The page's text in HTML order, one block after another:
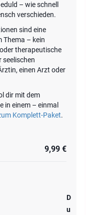
– wie schnell
verschieden.
sind eine
Thema – kein
therapeutische
seelischen
einen Arzt oder
dir mit dem
in einem – einmal
Komplett-Paket.
9,99 €
D
u